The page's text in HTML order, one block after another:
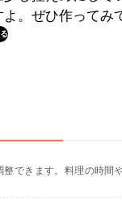
。ぜひ作ってみ
できます。料理の時間